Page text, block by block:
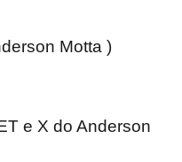
Motta )
e X do Anderson